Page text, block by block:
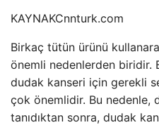
KAYNAKCnnturk.com
Birkaç tütün ürünü
önemli nedenlerden biridir.
dudak kanseri için gerekli
çok önemlidir. Bu nedenle,
tanıdıktan sonra, dudak